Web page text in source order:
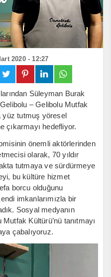
2020 - 12:27
Süleyman Burak
– Gelibolu Mutfak
yüz tutmuş yöresel
çıkarmayı hedefliyor.
önemli aktörlerinden
olarak, 70 yıldır
tutmaya ve sürdürmeye
bu kültüre hizmet
borcu olduğunu
imkanlarımızla bir
Sosyal medyanın
Kültürü’nü tanıtmayı
çabalıyoruz.